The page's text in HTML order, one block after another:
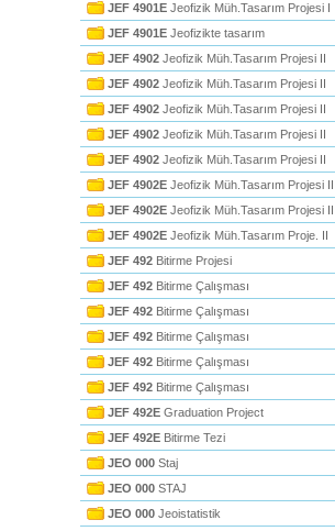
JEF 4901E Jeofizik Müh.Tasarım Projesi I
JEF 4901E Jeofizikte tasarım
JEF 4902 Jeofizik Müh.Tasarım Projesi II
JEF 4902 Jeofizik Müh.Tasarım Projesi II
JEF 4902 Jeofizik Müh.Tasarım Projesi II
JEF 4902 Jeofizik Müh.Tasarım Projesi II
JEF 4902 Jeofizik Müh.Tasarım Projesi II
JEF 4902E Jeofizik Müh.Tasarım Projesi II
JEF 4902E Jeofizik Müh.Tasarım Projesi II
JEF 4902E Jeofizik Müh.Tasarım Proje. II
JEF 492 Bitirme Projesi
JEF 492 Bitirme Çalışması
JEF 492 Bitirme Çalışması
JEF 492 Bitirme Çalışması
JEF 492 Bitirme Çalışması
JEF 492 Bitirme Çalışması
JEF 492E Graduation Project
JEF 492E Bitirme Tezi
JEO 000 Staj
JEO 000 STAJ
JEO 000 Jeoistatistik